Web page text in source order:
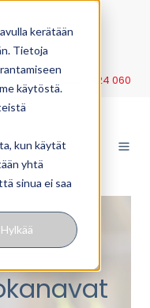
kerätään
Tietoja
käytöstä.
kun käytät
yhtä
sinua ei saa
Hylkää
ja 12–15 p.
020 7424 060